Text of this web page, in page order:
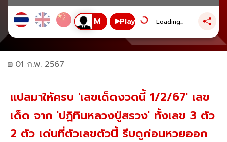
Play Loading...
01 ก.พ. 2567
แปลมาให้ครบ 'เลขเด็ดงวดนี้ 1/2/67' เลข
เด็ด จาก 'ปฏิทินหลวงปู่สรวง' ทั้งเลข 3 ตัว
2 ตัว เด่นที่ตัวเลขตัวนี้ รีบดูก่อนหวยออก